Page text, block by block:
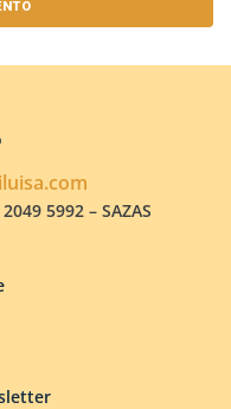
5992 – SAZAS